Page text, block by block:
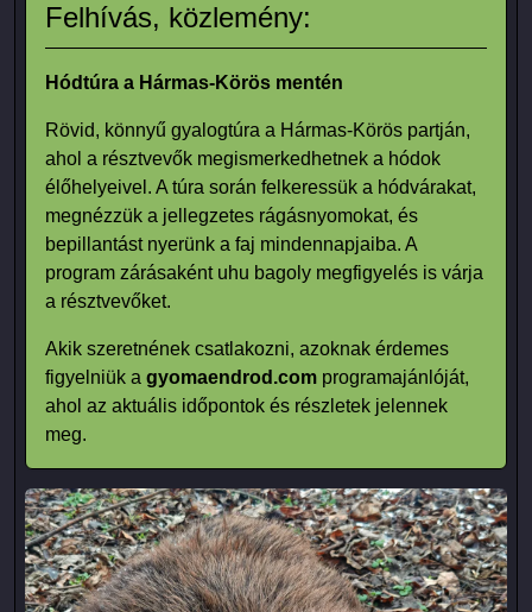
Felhívás, közlemény:
Hódtúra a Hármas-Körös mentén
Rövid, könnyű gyalogtúra a Hármas-Körös partján,
ahol a résztvevők megismerkedhetnek a hódok
élőhelyeivel. A túra során felkeressük a hódvárakat,
megnézzük a jellegzetes rágásnyomokat, és
bepillantást nyerünk a faj mindennapjaiba. A
program zárásaként uhu bagoly megfigyelés is várja
a résztvevőket.
Akik szeretnének csatlakozni, azoknak érdemes
figyelniük a gyomaendrod.com programajánlóját,
ahol az aktuális időpontok és részletek jelennek
meg.